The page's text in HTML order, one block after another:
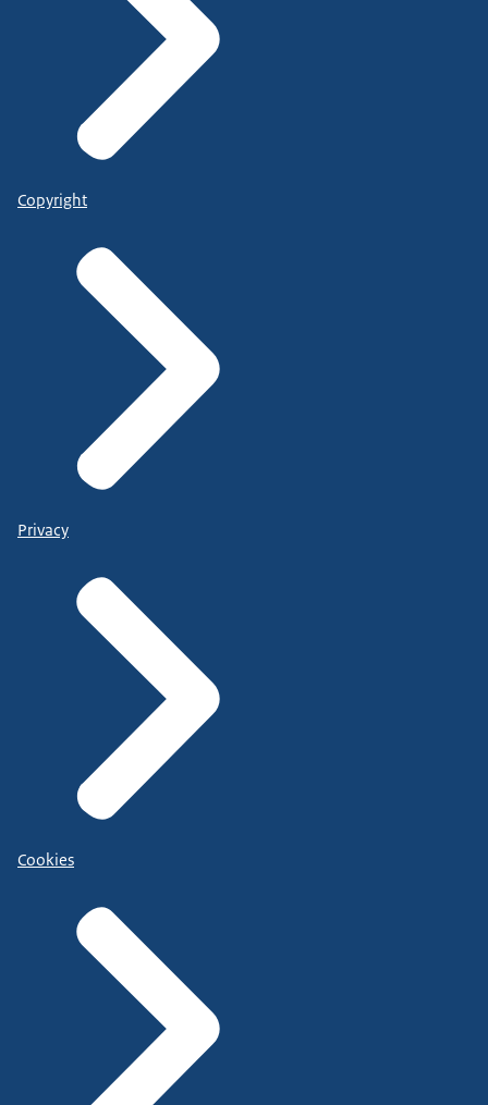
Copyright
Privacy
Cookies